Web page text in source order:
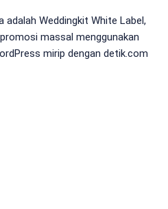
Weddingkit White Label,
massal menggunakan
mirip dengan detik.com